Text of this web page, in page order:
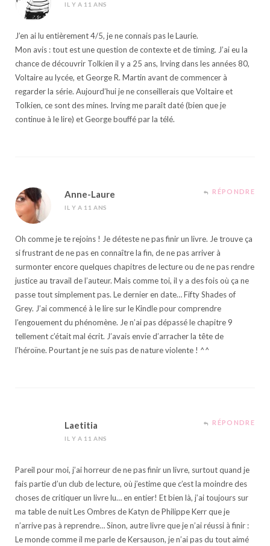
IL Y A 11 ANS
J’en ai lu entièrement 4/5, je ne connais pas le Laurie.
Mon avis : tout est une question de contexte et de timing. J’ai eu la
chance de découvrir Tolkien il y a 25 ans, Irving dans les années 80,
Voltaire au lycée, et George R. Martin avant de commencer à
regarder la série. Aujourd’hui je ne conseillerais que Voltaire et
Tolkien, ce sont des mines. Irving me paraît daté (bien que je
continue à le lire) et George bouffé par la télé.
Anne-Laure
IL Y A 11 ANS
RÉPONDRE
Oh comme je te rejoins ! Je déteste ne pas finir un livre. Je trouve ça
si frustrant de ne pas en connaître la fin, de ne pas arriver à
surmonter encore quelques chapitres de lecture ou de ne pas rendre
justice au travail de l’auteur. Mais comme toi, il y a des fois où ça ne
passe tout simplement pas. Le dernier en date… Fifty Shades of
Grey. J’ai commencé à le lire sur le Kindle pour comprendre
l’engouement du phénomène. Je n’ai pas dépassé le chapitre 9
tellement c’était mal écrit. J’avais envie d’arracher la tête de
l’héroïne. Pourtant je ne suis pas de nature violente ! ^^
Laetitia
IL Y A 11 ANS
RÉPONDRE
Pareil pour moi, j’ai horreur de ne pas finir un livre, surtout quand je
fais partie d’un club de lecture, où j’estime que c’est la moindre des
choses de critiquer un livre lu… en entier! Et bien là, j’ai toujours sur
ma table de nuit Les Ombres de Katyn de Philippe Kerr que je
n’arrive pas à reprendre… Sinon, autre livre que je n’ai réussi à finir :
Le monde comme il me parle de Kersauson, je n’ai pas du tout aimé